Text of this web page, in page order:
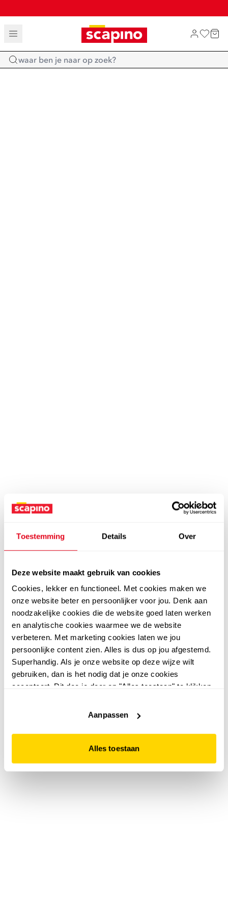
Toestemming Details Over
Deze website maakt gebruik van cookies
Cookies, lekker en functioneel. Met cookies maken we
onze website beter en persoonlijker voor jou. Denk aan
noodzakelijke cookies die de website goed laten werken
en analytische cookies waarmee we de website
verbeteren. Met marketing cookies laten we jou
persoonlijke content zien. Alles is dus op jou afgestemd.
Superhandig. Als je onze website op deze wijze wilt
gebruiken, dan is het nodig dat je onze cookies
accepteert. Dit doe je door op "Alles toestaan" te klikken.
website niet optimaal functioneert.
Aanpassen
Alles toestaan
TOT 70% KORTING OP SALE
SHOP NIEUW
Home